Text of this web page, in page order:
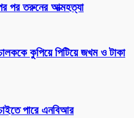
পর তরুনের আত্মহত্যা
কুপিয়ে পিটিয়ে জখম ও টাকা
পারে এনবিআর